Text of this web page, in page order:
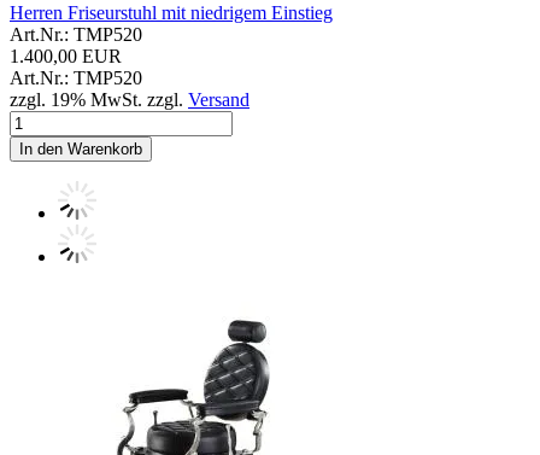
Herren Friseurstuhl mit niedrigem Einstieg
Art.Nr.: TMP520
1.400,00 EUR
Art.Nr.: TMP520
zzgl. 19% MwSt. zzgl. Versand
In den Warenkorb